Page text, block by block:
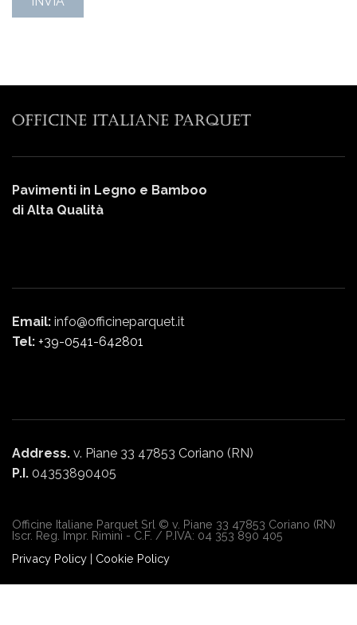
Pavimenti in Legno e Bamboo
di Alta Qualità
Email: info@officineparquet.it
Tel: +39-0541-642801
Address. v. Piane 33 47853 Coriano (RN)
P.I. 04353890405
Officine Italiane Parquet Srl © v. Piane 33 47853 Coriano (RN)
Iscr. Reg. Impr. Rimini - C.F. / P.IVA: 04 353 890 405
Privacy Policy | Cookie Policy